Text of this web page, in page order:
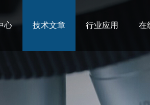
心 技术文章 行业应用 在